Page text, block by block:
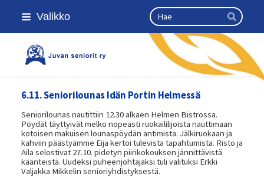
Siirry
sivun
Valikko Haku
Hae
Kansallinen senioriliitto
6.11. Seniorilounas Idän Portin Helmessä
Seniorilounas nautittiin 12.30 alkaen Helmen Bistrossa.
Pöydät täyttyivät melko nopeasti ruokaililijoista nauttimaan
kotoisen makuisen lounaspöydän antimista. Jälkiruokaan ja
kahviin päästyämme Eija kertoi tulevista tapahtumista. Risto ja
Aila selostivat 27.10. pidetyn piirikokouksen jännittävistä
käänteistä. Uudeksi puheenjohtajaksi tuli valituksi Erkki
Valjakka Mikkelin senioriyhdistyksestä.